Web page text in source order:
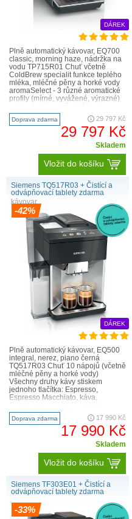
DÁREK
Plně automatický kávovar, EQ700
classic, morning haze, nádržka na
vodu TP715R01 Chuť včetně
ColdBrew specialit funkce teplého
mléka, mléčné pěny a horké vody
aromaSelect - 3 různé aromatické
profily (mírné, vyvážené, výrazné)
nastavitelný poměr mléka pro
klasické mléčné..
Doprava zdarma 29 797 Kč
29 797 Kč
Skladem
Vložit do košíku
Siemens TQ517R03 + Čistící a
odvápňovací tablety zdarma
kávovar
-42%
DÁREK
Plně automatický kávovar, EQ500
integral, nerez, piano černá
TQ517R03 Chuť 10 nápojů (včetně
mléčné pěny a horké vody)
Všechny druhy kávy stiskem
jednoho tlačítka: Espresso,
Espresso Macchiato, káva,
Rychle a pohodlně. Další kávové
speciality..
Doprava zdarma 17 990 Kč
17 990 Kč
Skladem
Vložit do košíku
Siemens TF303E01 + Čistící a
odvápňovací tablety zdarma
-33%